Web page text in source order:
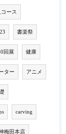
ース
書楽祭
回展 健康
ター アニメ
carving
梅田本店